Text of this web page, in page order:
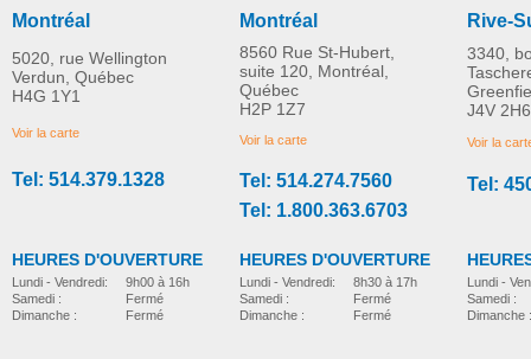
Montréal
5020, rue Wellington
Verdun, Québec
H4G 1Y1
Voir la carte
Tel: 514.379.1328
HEURES D'OUVERTURE
Lundi - Vendredi:
Samedi :
Dimanche :
9h00 à 16h
Fermé
Fermé
Montréal
8560 Rue St-Hubert,
suite 120, Montréal,
Québec
H2P 1Z7
Voir la carte
Tel: 514.274.7560
Tel: 1.800.363.6703
HEURES D'OUVERTURE
Lundi - Vendredi:
Samedi :
Dimanche :
8h30 à 17h
Fermé
Fermé
Rive-
3340,
J4V 2H6
Voir la
Tel:
Lundi -
Samedi :
Dimanche :